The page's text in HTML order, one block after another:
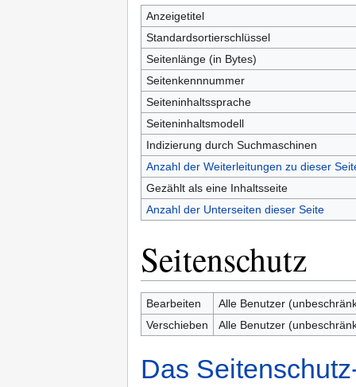
Anzeigetitel
Standardsortierschlüssel
Seitenlänge (in Bytes)
Seitenkennnummer
Seiteninhaltssprache
Seiteninhaltsmodell
Indizierung durch Suchmaschinen
Anzahl der Weiterleitungen zu dieser
Gezählt als eine Inhaltsseite
Anzahl der Unterseiten dieser Seite
Seitenschutz
Bearbeiten
Alle Benutzer
Verschieben
Alle Benutzer
Das